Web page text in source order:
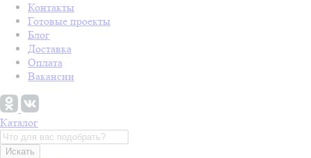
Контакты
Готовые проекты
Блог
Доставка
Оплата
Вакансии
Каталог
Искать